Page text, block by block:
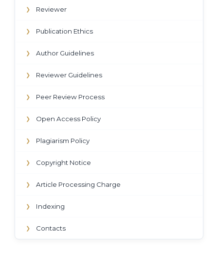
❯ Reviewer
❯ Publication Ethics
❯ Author Guidelines
❯ Reviewer Guidelines
❯ Peer Review Process
❯ Open Access Policy
❯ Plagiarism Policy
❯ Copyright Notice
❯ Article Processing Charge
❯ Indexing
❯ Contacts